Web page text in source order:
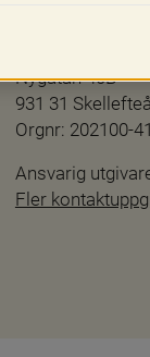
Nygatan 40B
931 31 Skellefteå
Orgnr: 202100-
Ansvarig
Fler